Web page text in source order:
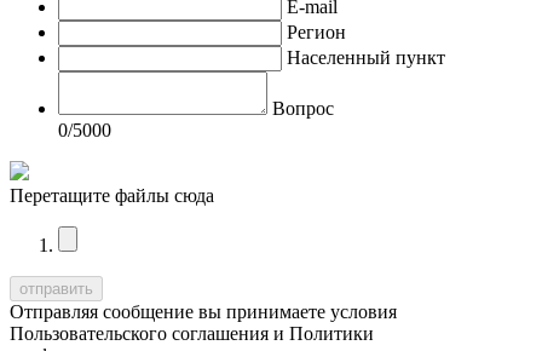
E-mail
Регион
Населенный пункт
Вопрос
0/5000
Перетащите файлы сюда
Отправляя сообщение вы принимаете условия
Пользовательского соглашения и Политики